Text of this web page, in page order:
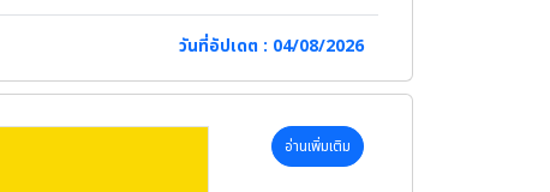
วันที่อัปเดต : 04/08/2026
อ่านเพิ่มเติม